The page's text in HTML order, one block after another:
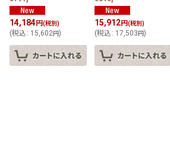
14,184 円(税別)
(税込 : 15,602円)
15,912円(税別)
(税込 : 17,503 円)